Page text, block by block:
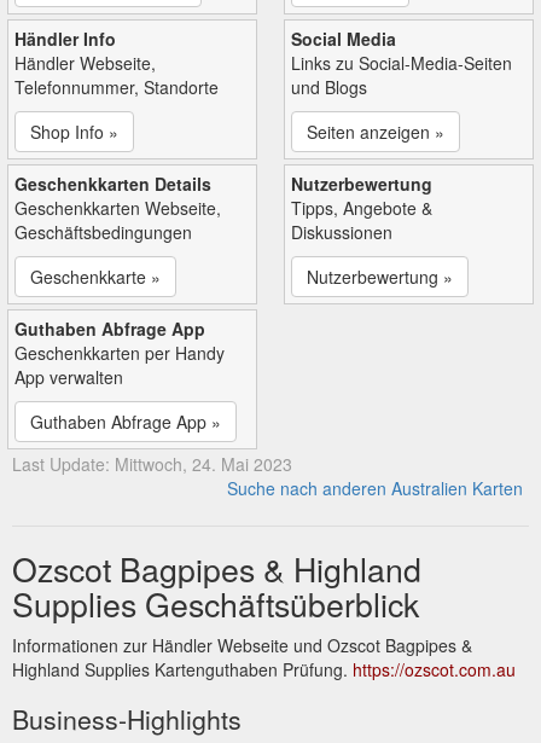
Händler Info
Händler Webseite,
Telefonnummer, Standorte
Shop Info »
Social Media
Links zu Social-Media-Seiten
und Blogs
Seiten anzeigen »
Geschenkkarten Details
Geschenkkarten Webseite,
Geschäftsbedingungen
Geschenkkarte »
Nutzerbewertung
Tipps, Angebote &
Diskussionen
Nutzerbewertung »
Guthaben Abfrage App
Geschenkkarten per Handy
App verwalten
Guthaben Abfrage App »
Last Update: Mittwoch, 24. Mai 2023
Suche nach anderen Australien Karten
Ozscot Bagpipes & Highland
Supplies Geschäftsüberblick
Informationen zur Händler Webseite und Ozscot Bagpipes &
Highland Supplies Kartenguthaben Prüfung. https://ozscot.com.au
Business-Highlights